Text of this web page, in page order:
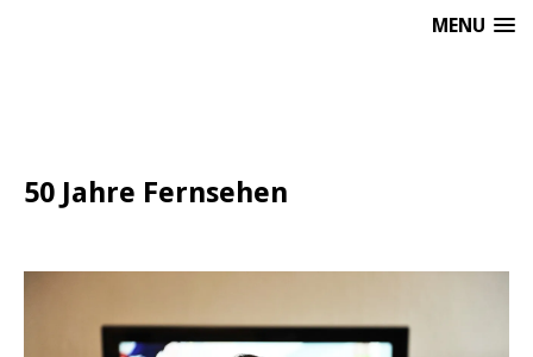
MENU
50 Jahre Fernsehen